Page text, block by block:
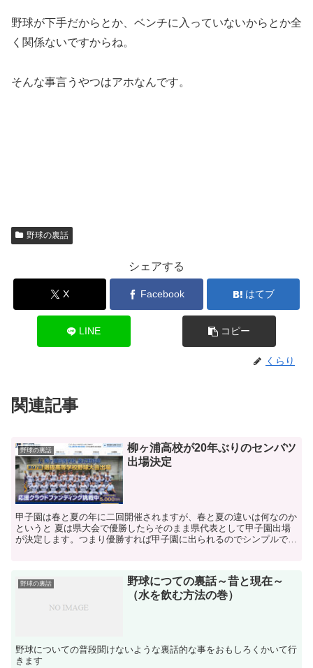
野球が下手だからとか、ベンチに入っていないからとか全
く関係ないですからね。
そんな事言うやつはアホなんです。
野球の裏話
シェアする
X Facebook はてブ
LINE コピー
くらり
関連記事
野球の裏話
柳ヶ浦高校が20年ぶりのセンバツ
出場決定
甲子園は春と夏の年に二回開催されますが、春と夏の違いは何なのか
というと 夏は県大会で優勝したらそのまま県代表として甲子園出場
が決定します。つまり優勝すれば甲子園に出られるのでシンプルでわ
とが出来る条件として大分県で二位以内に入ることが条件です。 つ
まり決勝戦まで行けば九州大会への出場権が得られるのですが、更に
説明すると 県大会１位で通過すると九州大会の一回戦では他県の２
会では佐賀県の１位チームとの対戦でした。 この九州大会は九州８
県の代表が１６チーム集まってベスト４に入ることを目標に戦うので
野球の裏話
野球につての裏話～昔と現在～
（水を飲む方法の巻）
野球についての普段聞けないような裏話的な事をおもしろくかいて行
きます